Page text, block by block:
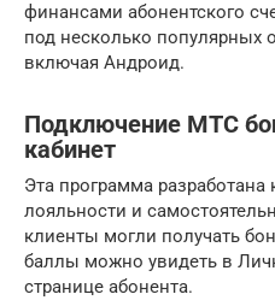
финансами абонентского
под несколько популярных
включая Андроид.
Подключение МТС
кабинет
Эта программа
лояльности и
клиенты могли получать
баллы можно увидеть в
странице абонента.